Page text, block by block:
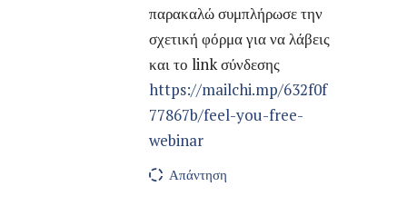
παρακαλώ συμπλήρωσε την
σχετική φόρμα για να λάβεις
και το link σύνδεσης
https://mailchi.mp/632f0f
77867b/feel-you-free-
webinar
Απάντηση